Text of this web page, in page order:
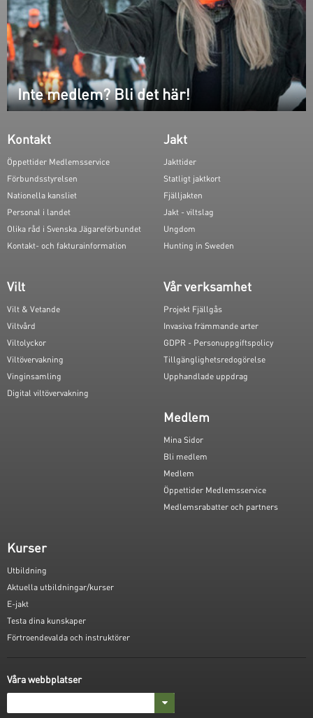
Inte medlem? Bli det här!
Kontakt
Öppettider Medlemsservice
Förbundsstyrelsen
Nationella kansliet
Personal i landet
Olika råd i Svenska Jägareförbundet
Kontakt- och fakturainformation
Jakt
Jakttider
Statligt jaktkort
Fjälljakten
Jakt - viltslag
Ungdom
Hunting in Sweden
Vilt
Vilt & Vetande
Viltvård
Viltolyckor
Viltövervakning
Vinginsamling
Digital viltövervakning
Vår verksamhet
Projekt Fjällgås
Invasiva främmande arter
GDPR - Personuppgiftspolicy
Tillgänglighetsredogörelse
Upphandlade uppdrag
Medlem
Mina Sidor
Bli medlem
Medlem
Öppettider Medlemsservice
Medlemsrabatter och partners
Kurser
Utbildning
Aktuella utbildningar/kurser
E-jakt
Testa dina kunskaper
Förtroendevalda och instruktörer
Våra webbplatser